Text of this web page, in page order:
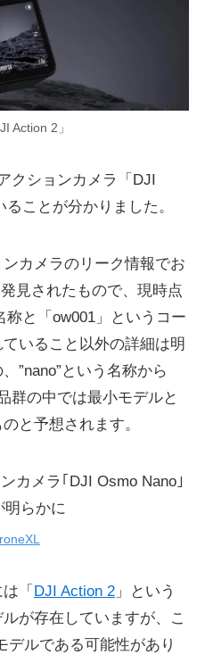
Action 2」
クションカメラ「DJI
ことが分かりました。
カメラのリーク情報でお
見されたもので、現時点
と「ow001」というコー
いること以外の詳細は明
”nano”という名称から
群の中では最小モデルと
と予想されます。
「 DJI Action 2」という
が存在していますが、こ
デルである可能性があり